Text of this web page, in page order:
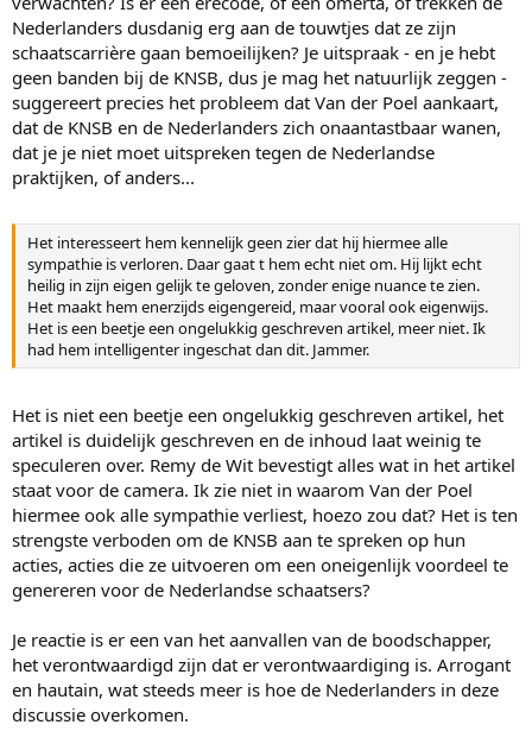
Nederlanders dusdanig erg aan de touwtjes dat ze zijn
schaatscarrière gaan bemoeilijken? Je uitspraak - en je hebt
geen banden bij de KNSB, dus je mag het natuurlijk zeggen -
suggereert precies het probleem dat Van der Poel aankaart,
dat de KNSB en de Nederlanders zich onaantastbaar wanen,
dat je je niet moet uitspreken tegen de Nederlandse
praktijken, of anders...
Het interesseert hem kennelijk geen zier dat hij hiermee alle
sympathie is verloren. Daar gaat t hem echt niet om. Hij lijkt echt
heilig in zijn eigen gelijk te geloven, zonder enige nuance te zien.
Het maakt hem enerzijds eigengereid, maar vooral ook eigenwijs.
Het is een beetje een ongelukkig geschreven artikel, meer niet. Ik
had hem intelligenter ingeschat dan dit. Jammer.
Het is niet een beetje een ongelukkig geschreven artikel, het
artikel is duidelijk geschreven en de inhoud laat weinig te
speculeren over. Remy de Wit bevestigt alles wat in het artikel
staat voor de camera. Ik zie niet in waarom Van der Poel
hiermee ook alle sympathie verliest, hoezo zou dat? Het is ten
strengste verboden om de KNSB aan te spreken op hun
acties, acties die ze uitvoeren om een oneigenlijk voordeel te
genereren voor de Nederlandse schaatsers?
Je reactie is er een van het aanvallen van de boodschapper,
het verontwaardigd zijn dat er verontwaardiging is. Arrogant
en hautain, wat steeds meer is hoe de Nederlanders in deze
discussie overkomen.